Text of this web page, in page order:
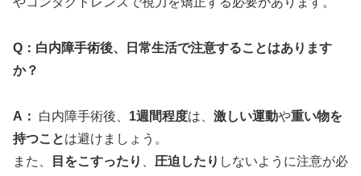
Q：白内障手術後、日常生活で注意することはあります
か？
A： 白内障手術後、 1週間程度は、 激しい運動や重い物を
持つことは避けましょう。
また、
目をこすったり 圧迫したり しないように注意が必